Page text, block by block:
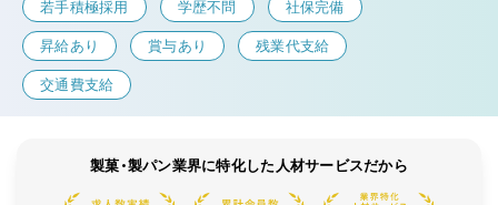
若手積極採用 学歴不問 社保完備
昇給あり 賞与あり 残業代支給
交通費支給
製菓・製パン業界に特化した人材サービスだから